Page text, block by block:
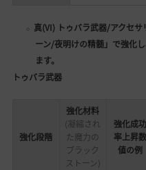
真(VI) トゥバラ武器/アクセ
ーン/夜明けの精髄」で強化
ます。
トゥバラ武器
強化段階
強化材料
(凝縮され
た魔力の
ブラック
ストーン)
強化成功
率上昇数
値の例